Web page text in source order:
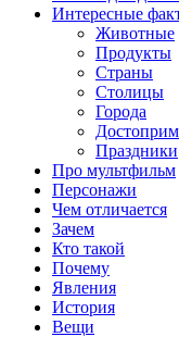
интересные факты
мультфильмов, мульт-
клипы, интересные
мультфильмов
Интересные
Животные
Продукты
Страны
Столицы
Города
Праздники
Про мультфильм
Персонажи
Чем отличается
Зачем
Кто такой
Почему
Явления
История
Вещи